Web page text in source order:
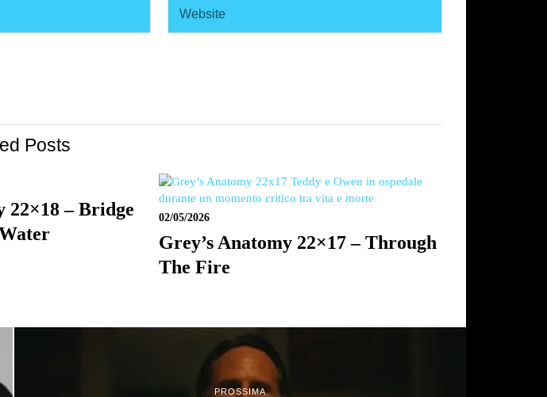
Posts
22×18 – Bridge
02/05/2026
Grey’s Anatomy 22×17 – Through
The Fire
PROSSIMA